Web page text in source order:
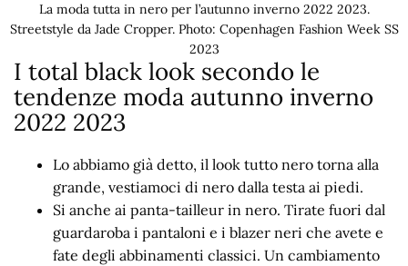
La moda tutta in nero per l’autunno inverno 2022 2023.
Streetstyle da Jade Cropper. Photo: Copenhagen Fashion Week SS
2023
I total black look secondo le
tendenze moda autunno inverno
2022 2023
Lo abbiamo già detto, il look tutto nero torna alla
grande, vestiamoci di nero dalla testa ai piedi.
Si anche ai panta-tailleur in nero. Tirate fuori dal
guardaroba i pantaloni e i blazer neri che avete e
fate degli abbinamenti classici. Un cambiamento